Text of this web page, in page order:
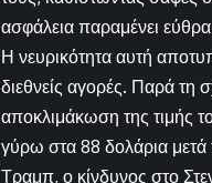
ασφάλεια παραμένει
Η νευρικότητα αυτή
διεθνείς αγορές. Παρά τη
αποκλιμάκωση της τιμής
γύρω στα 88 δολάρια μετά
Τραμπ, ο κίνδυνος στο